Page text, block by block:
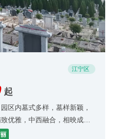
江宁区
起
区内墓式多样，墓样新颖，
优雅，中西融合，相映成
个性化服务。